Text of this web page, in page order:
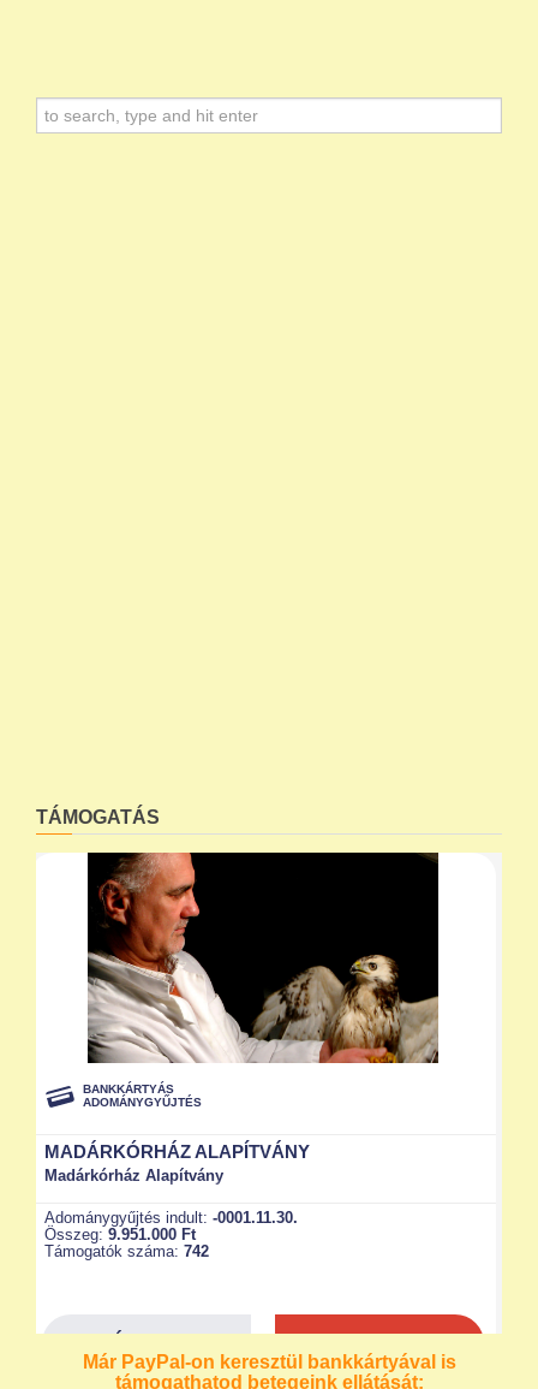
TÁMOGATÁS
Már PayPal-on keresztül bankkártyával is
támogathatod betegeink ellátását: